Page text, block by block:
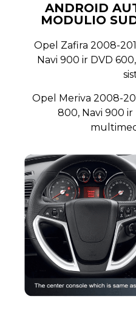
ANDROID
MODULIO
Opel Zafira 2008-
Navi 900 ir DVD
Opel Meriva 2008-
800, Navi 900